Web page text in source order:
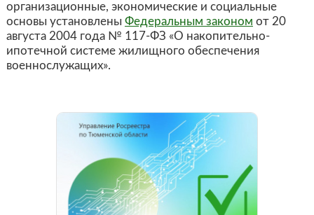
организационные, экономические и социальные
основы установлены Федеральным законом от 20
августа 2004 года № 117-ФЗ «О накопительно-
ипотечной системе жилищного обеспечения
военнослужащих».